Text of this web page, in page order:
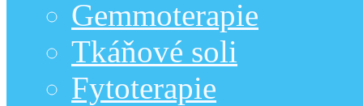
Gemmoterapie
Tkáňové soli
Fytoterapie